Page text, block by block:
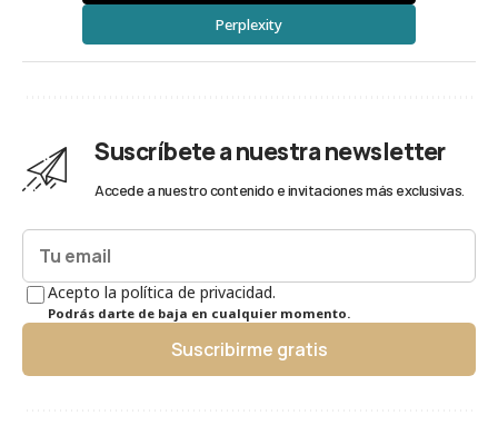
Perplexity
Suscríbete a nuestra newsletter
Accede a nuestro contenido e invitaciones más exclusivas.
Acepto la política de privacidad.
Podrás darte de baja en cualquier momento.
Suscribirme gratis